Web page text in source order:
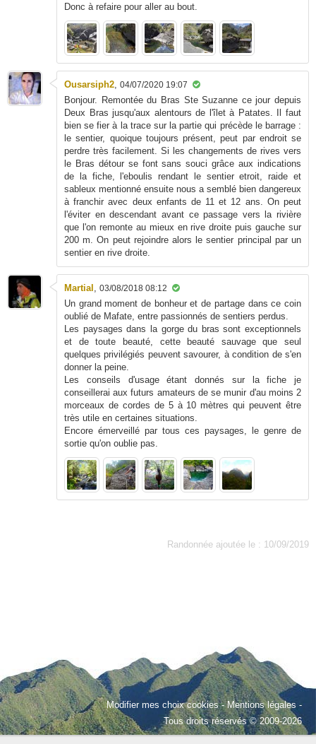
Donc à refaire pour aller au bout.
Ousarsiph2 04/07/2020 19:07
Bonjour. Remontée du Bras Ste Suzanne ce jour depuis
Deux Bras jusqu'aux alentours de l'îlet à Patates. Il faut
bien se fier à la trace sur la partie qui précède le barrage :
le sentier, quoique toujours présent, peut par endroit se
perdre très facilement. Si les changements de rives vers
le Bras détour se font sans souci grâce aux indications
de la fiche, l'eboulis rendant le sentier etroit, raide et
sableux mentionné ensuite nous a semblé bien dangereux
à franchir avec deux enfants de 11 et 12 ans. On peut
l'éviter en descendant avant ce passage vers la rivière
que l'on remonte au mieux en rive droite puis gauche sur
200 m. On peut rejoindre alors le sentier principal par un
sentier en rive droite.
Martial 03/08/2018 08:12
Un grand moment de bonheur et de partage dans ce coin
oublié de Mafate, entre passionnés de sentiers perdus.
Les paysages dans la gorge du bras sont exceptionnels
et de toute beauté, cette beauté sauvage que seul
quelques privilégiés peuvent savourer, à condition de s'en
donner la peine.
Les conseils d'usage étant donnés sur la fiche je
conseillerai aux futurs amateurs de se munir d'au moins 2
morceaux de cordes de 5 à 10 mètres qui peuvent être
très utile en certaines situations.
Encore émerveillé par tous ces paysages, le genre de
sortie qu'on oublie pas.
Randonnée ajoutée le : 10/09/2019
Modifier mes choix cookies-Mentions légales -
Tous droits réservés © 2009-2026